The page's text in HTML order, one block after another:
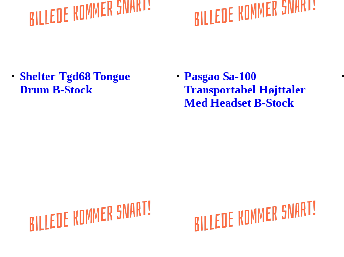
Shelter Tgd68 Tongue
Drum B-Stock
Pasgao Sa-100
Transportabel Højttaler
Med Headset B-Stock